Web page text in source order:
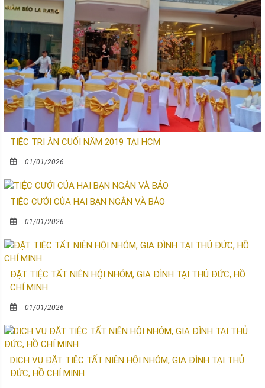
TIỆC TRI ÂN CUỐI NĂM 2019 TẠI HCM
01/01/2026
TIỆC CƯỚI CỦA HAI BẠN NGÂN VÀ BẢO
01/01/2026
ĐẶT TIỆC TẤT NIÊN HỘI NHÓM, GIA ĐÌNH TẠI THỦ ĐỨC, HỒ
CHÍ MINH
01/01/2026
DỊCH VỤ ĐẶT TIỆC TẤT NIÊN HỘI NHÓM, GIA ĐÌNH TẠI THỦ
ĐỨC, HỒ CHÍ MINH